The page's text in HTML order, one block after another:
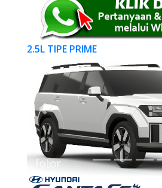
2.5L TIPE PRIME
Previous